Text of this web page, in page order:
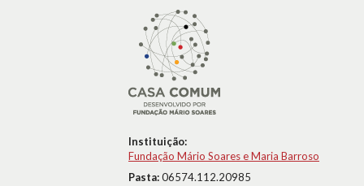
Instituição:
Fundação Mário Soares e Maria Barroso
Pasta:06574.112.20985